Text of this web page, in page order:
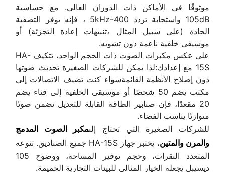
موثوقًا في الأماكن ذات الدوران العالي. مع حساسية
105dB واستجابة تردد 400-5kHz ، فإنه يوفر التصفية
الحادة (على سبيل المثال ،تنبيهات إعادة التجزئة) أو
موسيقى خلفية ناعمة دون تشويه.
على عكس مكبرات الصوت ذات الحجم الواحد، تتكيف HA-
15S مع إعدادك:لذا يمكن للشركات الصغيرة تحديث صوتها
دون إصلاح الأنظمة القائمةسواء كنت تضيف الاتصالات إلى
مكتب يضم 50 شخصًا أو موسيقى الخلفية إلى فناء يضم
20 مقعدًا، فإن صنابير الطاقة القابلة للتعديل تضمن صوتًا
متوازنًا يناسب الفضاء.
للشركات الصغيرة التي تحتاج إلىمكبر الصوت المدمج
والمرن والمتين
، يختبر جهاز HA-15S جميع الصناديق. تنوعه
المتعدد النقرات، وحجم توفير المساحة، ووضوح 105
ديسيبل يجعله الخيار المثالي للبيئات التجارية الحميمة.